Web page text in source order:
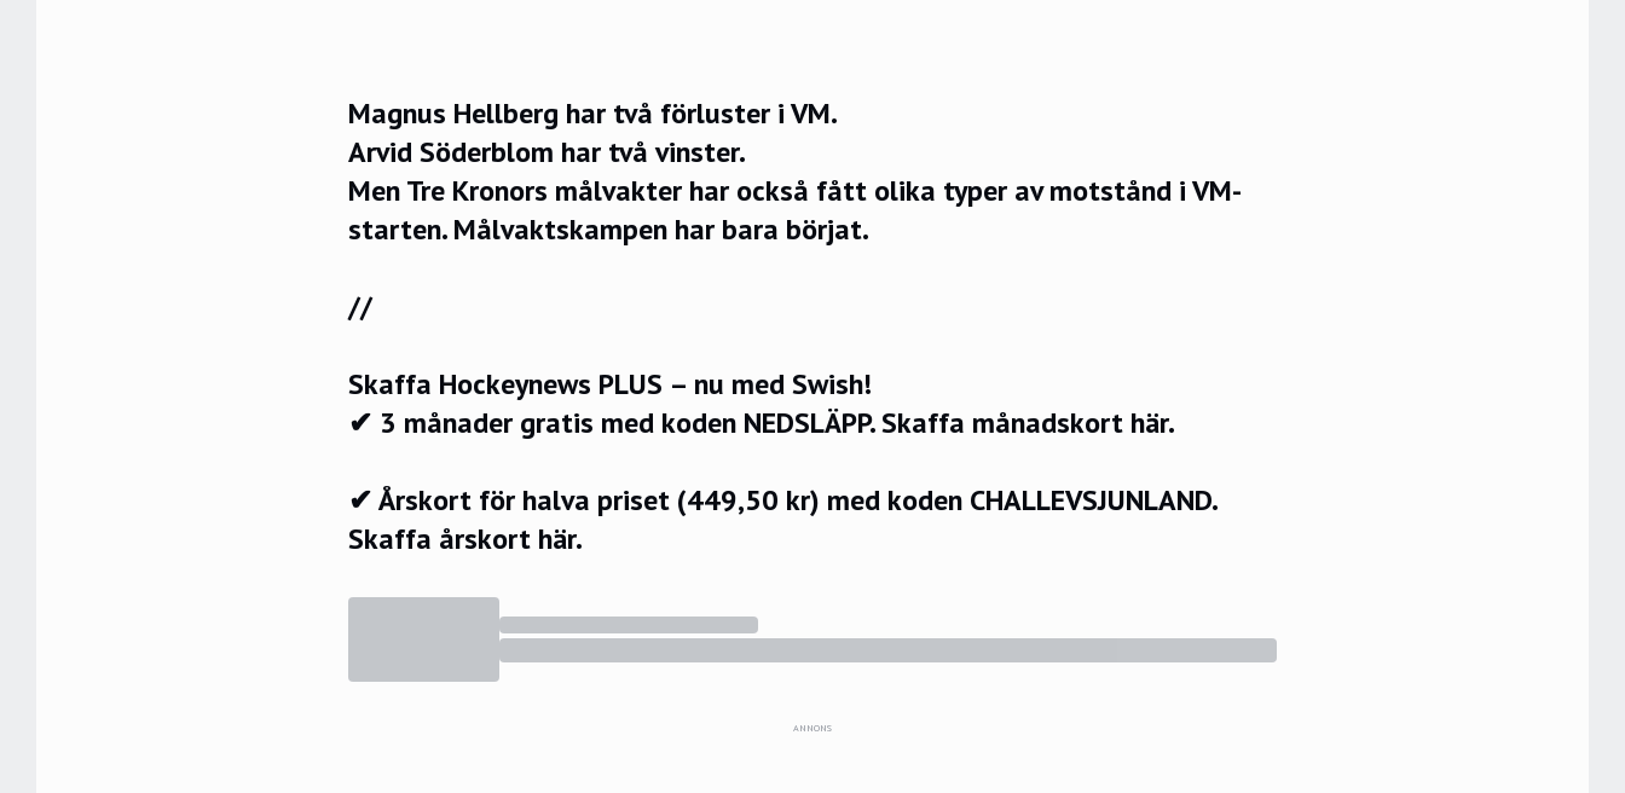
Magnus Hellberg har två förluster i VM.
Arvid Söderblom har två vinster.
Men Tre Kronors målvakter har också fått olika typer av motstånd i VM-
starten. Målvaktskampen har bara börjat.
//
Skaffa Hockeynews PLUS – nu med Swish!
✔ 3 månader gratis med koden NEDSLÄPP.Skaffa månadskort här.
✔ Årskort för halva priset (449,50 kr) med koden CHALLEVSJUNLAND.
Skaffa årskort här.
ANNONS